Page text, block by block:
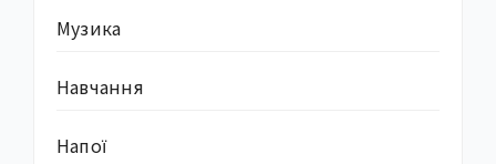
Музика
Навчання
Напої